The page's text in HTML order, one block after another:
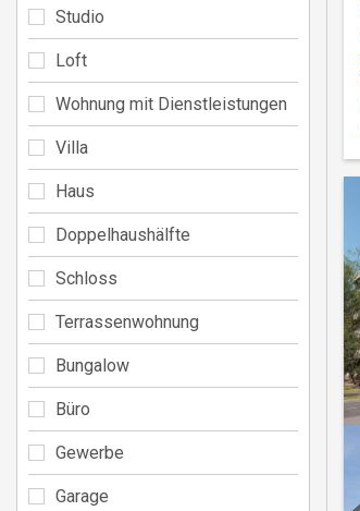
Studio
Loft
Wohnung mit Dienstleistungen
Villa
Haus
Doppelhaushälfte
Schloss
Terrassenwohnung
Bungalow
Büro
Gewerbe
Garage